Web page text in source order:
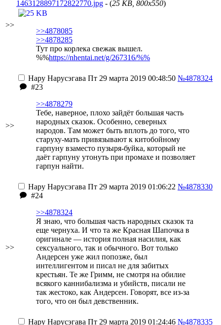
>>
1463128897172822770.jpg - (25 KB, 800x550)
>>4878085
>>4878285
Тут про корлека свежак вышел.
%%https://nhentai.net/g/267316/%%
>>
Нару Нарусэгава Пт 29 марта 2019 00:48:50 №4878324
#23
>>4878279
Тебе, наверное, плохо зайдёт большая часть
народных сказок. Особенно, северных
народов. Там может быть вплоть до того, что
старуху-мать привязывают к китобойному
гарпуну взаместо пузыря-буйка, который не
даёт гарпуну утонуть при промахе и позволяет
гарпун найти.
>>
Нару Нарусэгава Пт 29 марта 2019 01:06:22 №4878330
#24
>>4878324
Я знаю, что большая часть народных сказок та
еще чернуха. И что та же Красная Шапочка в
оригинале — история полная насилия, как
сексуального, так и обычного. Вот только
Андерсен уже жил попозже, был
интеллигентом и писал не для забитых
крестьян. Те же Гримм, не смотря на обилие
всякого каннибализма и убийств, писали не
так жестоко, как Андерсен. Говорят, все из-за
того, что он был девственник.
Нару Нарусэгава Пт 29 марта 2019 01:24:46 №4878335